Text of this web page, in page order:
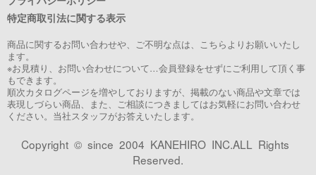
特定商取引法に関する表示
商品に関するお問い合わせや、ご不明な点は、こちらよりお願いいたし
ます。
※お見積り、お問い合わせについて…会員登録をせずにご利用して頂く事
もできます。
順次カタログページを増やしておりますが、掲載のない商品や文章では
表現しづらい商品、また、ご相談につきましてはお気軽にお問い合わせ
ください。当社スタッフがお答えいたします。
Copyright © since 2004 KANEHIRO INC.ALL Rights
Reserved.